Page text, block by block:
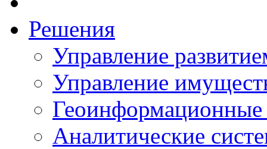
Решения
Управление
Управление
Аналитические